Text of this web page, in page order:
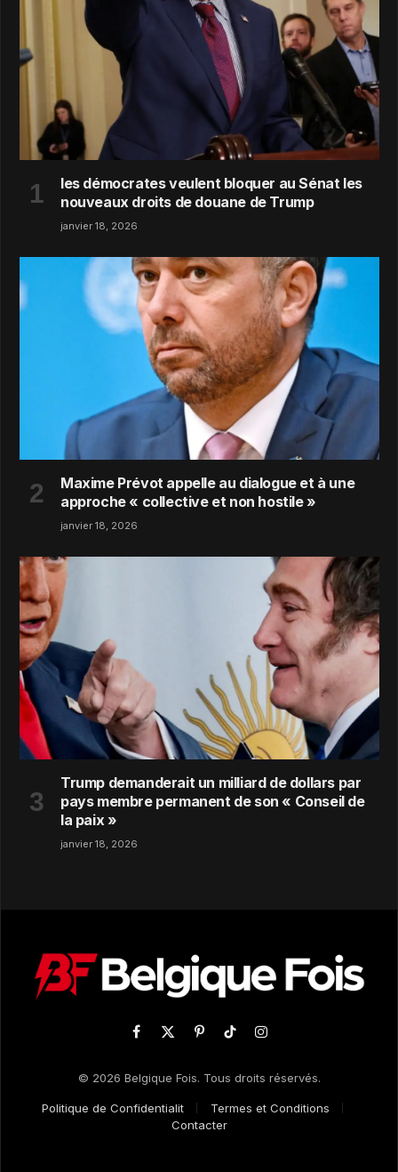
les démocrates veulent bloquer au Sénat les
nouveaux droits de douane de Trump
janvier 18, 2026
Maxime Prévot appelle au dialogue et à une
approche « collective et non hostile »
janvier 18, 2026
Trump demanderait un milliard de dollars par
pays membre permanent de son « Conseil de
la paix »
janvier 18, 2026
Facebook
X
PinterestTikTokInstagram
© 2026 Belgique Fois. Tous droits réservés.
Politique de Confidentialit
Termes et Conditions
Contacter